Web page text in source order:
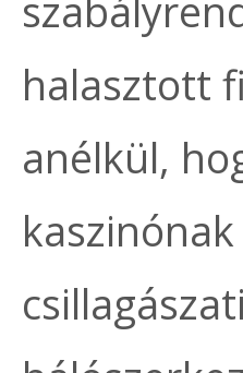
halasztott
anélkül,